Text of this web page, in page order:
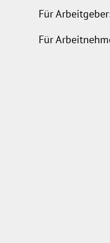
Für
Für